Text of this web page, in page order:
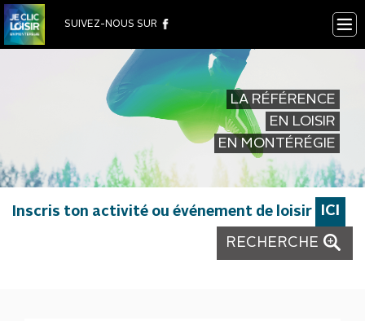
×
SUIVEZ-NOUS SUR
LA RÉFÉRENCE
EN LOISIR
EN MONTÉRÉGIE
Inscris ton activité ou événement de loisir ICI
RECHERCHE